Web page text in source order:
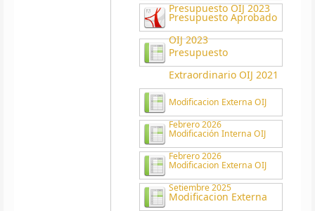
Presupuesto OIJ 2023
Presupuesto Aprobado
OIJ 2023
Presupuesto
Extraordinario OIJ 2021
Modificacion Externa OIJ
Febrero 2026
Modificación Interna OIJ
Febrero 2026
Modificacion Externa OIJ
Setiembre 2025
Modificacion Externa